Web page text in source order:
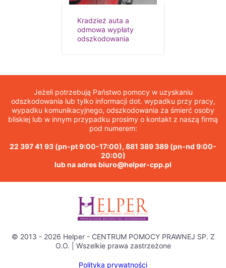
Kradzież auta a
odmowa wypłaty
odszkodowania
Jeżeli potrzebują Państwo pomocy w uzyskaniu
odszkodowania lub tylko informacji dot. wypadku przy pracy,
wypadku komunikacyjnego, odszkodowania za śmierć osoby
bliskiej lub w innym przypadku prosimy o kontakt z naszą firmą
pod numerem:
22 397 41 93 (pn-pt 9:00-17:00), 881 389 389 (pn-nd 9:00-
20:00)
lub na adresbiuro@helper-cpp.pl
© 2013 - 2026 Helper - CENTRUM POMOCY PRAWNEJ SP. Z
O.O. | Wszelkie prawa zastrzeżone
Polityka prywatności